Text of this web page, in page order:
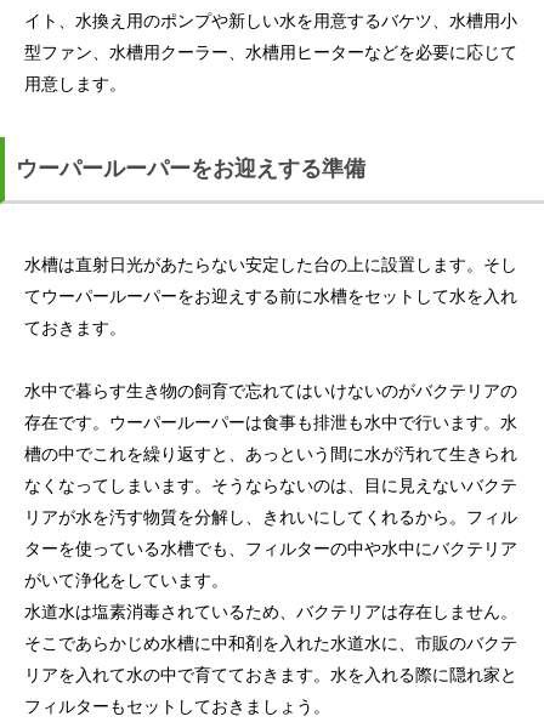
イト、水換え用のポンプや新しい水を用意するバケツ、水槽用小
型ファン、水槽用クーラー、水槽用ヒーターなどを必要に応じて
用意します。
ウーパールーパーをお迎えする準備
水槽は直射日光があたらない安定した台の上に設置します。そし
てウーパールーパーをお迎えする前に水槽をセットして水を入れ
ておきます。
水中で暮らす生き物の飼育で忘れてはいけないのがバクテリアの
存在です。ウーパールーパーは食事も排泄も水中で行います。水
槽の中でこれを繰り返すと、あっという間に水が汚れて生きられ
なくなってしまいます。そうならないのは、目に見えないバクテ
リアが水を汚す物質を分解し、きれいにしてくれるから。フィル
ターを使っている水槽でも、フィルターの中や水中にバクテリア
がいて浄化をしています。
水道水は塩素消毒されているため、バクテリアは存在しません。
そこであらかじめ水槽に中和剤を入れた水道水に、市販のバクテ
リアを入れて水の中で育てておきます。水を入れる際に隠れ家と
フィルターもセットしておきましょう。